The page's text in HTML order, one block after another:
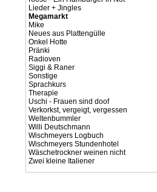
Lieder + Jingles
Megamarkt
Mike
Neues aus Plattengülle
Onkel Hotte
Pränki
Radioven
Siggi & Raner
Sonstige
Sprachkurs
Therapie
Uschi - Frauen sind doof
Verkorkst, vergeigt, vergessen
Weltenbummler
Willi Deutschmann
Wischmeyers Logbuch
Wischmeyers Stundenhotel
Wäschetrockner weinen nicht
Zwei kleine Italiener